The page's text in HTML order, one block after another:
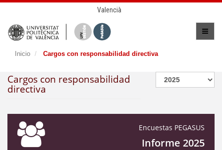
Valencià
Inicio Cargos con responsabilidad directiva
Cargos con responsabilidad
directiva
Encuestas PEGASUS
Informe 2025